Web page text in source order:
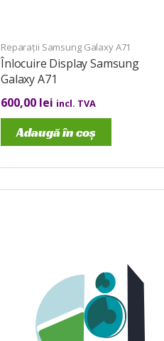
Reparații Samsung Galaxy A71
Înlocuire Display Samsung
Galaxy A71
600,00 lei incl. TVA
Adaugă în coș